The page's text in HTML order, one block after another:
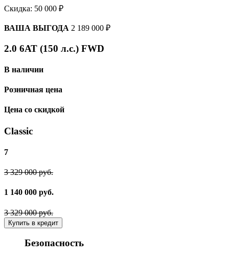
Скидка: 50 000 ₽
ВАША ВЫГОДА 2 189 000 ₽
2.0 6АТ (150 л.с.) FWD
В наличии
Розничная цена
Цена со скидкой
Classic
7
3 329 000 руб.
1 140 000 руб.
3 329 000 руб.
Купить в кредит
Безопасность